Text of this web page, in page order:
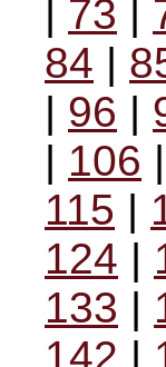
| 73 |
84 |
| 96 |
| 106 |
115 |
124 |
133 |
142 |